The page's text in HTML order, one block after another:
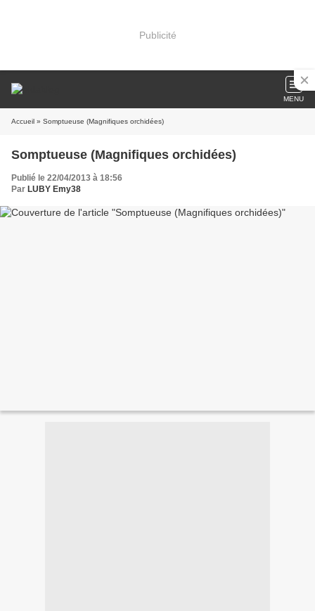
Publicité
MENU
Accueil » Somptueuse (Magnifiques orchidées)
Somptueuse (Magnifiques orchidées)
Publié le 22/04/2013 à 18:56
Par LUBY Emy38